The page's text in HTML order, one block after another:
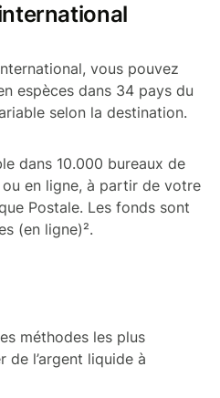
vous pouvez
espèces dans 34 pays du
selon la destination.
dans 10.000 bureaux de
en ligne, à partir de votre
Postale. Les fonds sont
(en ligne)².
méthodes les plus
de l’argent liquide à